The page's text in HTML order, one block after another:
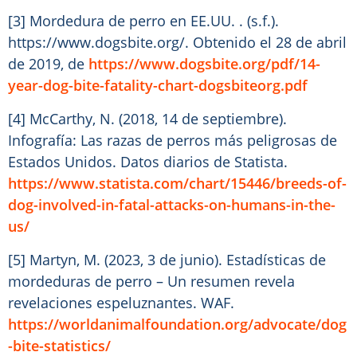
[3] Mordedura de perro en EE.UU. . (s.f.).
https://www.dogsbite.org/. Obtenido el 28 de abril
de 2019, de https://www.dogsbite.org/pdf/14-
year-dog-bite-fatality-chart-dogsbiteorg.pdf
[4] McCarthy, N. (2018, 14 de septiembre).
Infografía: Las razas de perros más peligrosas de
Estados Unidos. Datos diarios de Statista.
https://www.statista.com/chart/15446/breeds-of-
dog-involved-in-fatal-attacks-on-humans-in-the-
us/
[5] Martyn, M. (2023, 3 de junio). Estadísticas de
mordeduras de perro – Un resumen revela
revelaciones espeluznantes. WAF.
https://worldanimalfoundation.org/advocate/dog
-bite-statistics/